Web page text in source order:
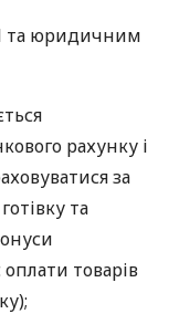
та юридичним
рахунку і
за
та
товарів